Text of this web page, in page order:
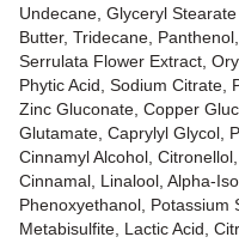
Undecane, Glyceryl
Butter, Tridecane,
Serrulata Flower Extract,
Phytic Acid, Sodium Citrate,
Zinc Gluconate, Copper
Glutamate, Caprylyl Glycol,
Cinnamyl Alcohol,
Cinnamal, Linalool, Alpha-
Phenoxyethanol, Potassium
Metabisulfite, Lactic Acid,